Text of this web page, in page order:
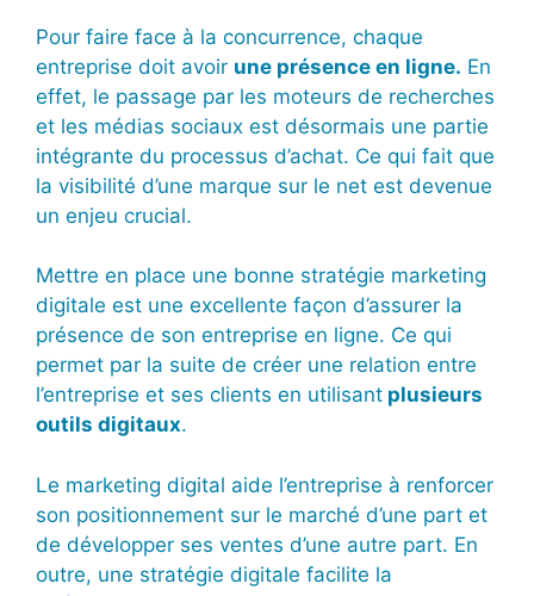
Pour faire face à la concurrence, chaque
entreprise doit avoir une présence en ligne. En
effet, le passage par les moteurs de recherches
et les médias sociaux est désormais une partie
intégrante du processus d’achat. Ce qui fait que
la visibilité d’une marque sur le net est devenue
un enjeu crucial.
Mettre en place une bonne stratégie marketing
digitale est une excellente façon d’assurer la
présence de son entreprise en ligne. Ce qui
permet par la suite de créer une relation entre
l’entreprise et ses clients en utilisant plusieurs
outils digitaux.
Le marketing digital aide l’entreprise à renforcer
son positionnement sur le marché d’une part et
de développer ses ventes d’une autre part. En
outre, une stratégie digitale facilite la